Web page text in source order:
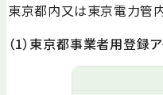
東京都内又は東京電力管
（1）東京都事業者用登録